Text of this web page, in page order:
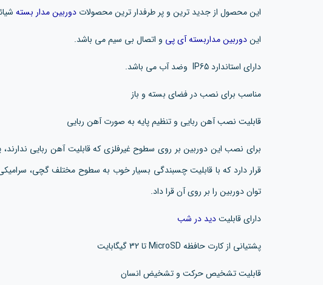
این محصول از جدید ترین و پر طرفدار ترین محصولات دوربین مدار بسته
ایندوربین مداربسته آی پی و اتصال بی سیم می باشد.
دارای استاندارد IP65 وضد آب می باشد.
مناسب برای نصب در فضای بسته و باز
قابلیت نصب آهن ربایی و تنظیم پایه به صورت آهن ربایی
برای نصب این دوربین بر روی سطوح غیرفلزی که قابلیت آهن ربایی
قرار دارد که با قابلیت چسبندگی بسیار خوب به سطوح مختلف گچی،
توان دوربین را بر روی آن قرا داد.
دارای قابلیتدید در شب
پشتیانی از کارت حافظه MicroSD تا 32 گیگابایت
قابلیت تشخیص حرکت و تشخیض انسان